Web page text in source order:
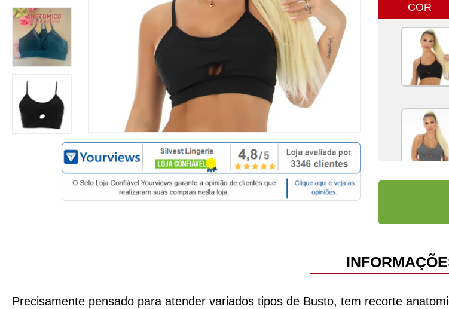
COR
Precisamente pensado para atender variados tipos de Busto, tem recorte